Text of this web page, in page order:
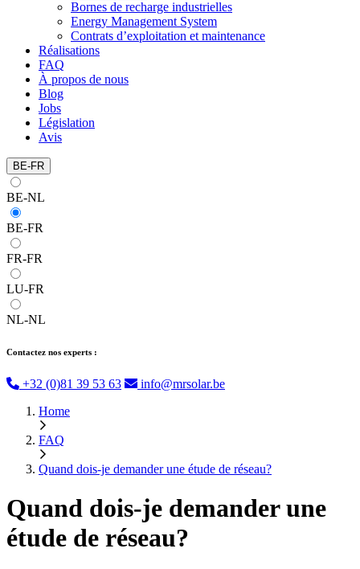
Bornes de recharge industrielles
Energy Management System
Contrats d’exploitation et maintenance
Réalisations
FAQ
À propos de nous
Blog
Jobs
Législation
Avis
BE-FR
BE-NL
BE-FR
FR-FR
LU-FR
NL-NL
Contactez nos experts :
+32 (0)81 39 53 63
info@mrsolar.be
Home
FAQ
Quand dois-je demander une étude de réseau?
Quand dois-je demander une
étude de réseau?